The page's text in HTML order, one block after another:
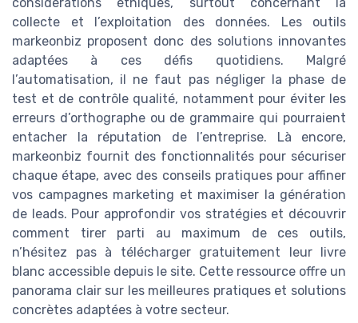
collecte et l’exploitation des données. Les outils
markeonbiz proposent donc des solutions innovantes
adaptées à ces défis quotidiens. Malgré
l’automatisation, il ne faut pas négliger la phase de
test et de contrôle qualité, notamment pour éviter les
erreurs d’orthographe ou de grammaire qui pourraient
entacher la réputation de l’entreprise. Là encore,
markeonbiz fournit des fonctionnalités pour sécuriser
chaque étape, avec des conseils pratiques pour affiner
vos campagnes marketing et maximiser la génération
de leads. Pour approfondir vos stratégies et découvrir
comment tirer parti au maximum de ces outils,
n’hésitez pas à télécharger gratuitement leur livre
blanc accessible depuis le site. Cette ressource offre un
panorama clair sur les meilleures pratiques et solutions
concrètes adaptées à votre secteur.